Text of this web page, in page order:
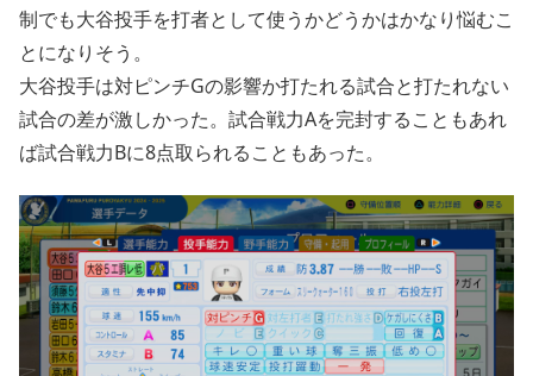
制でも大谷投手を打者として使うかどうかはかなり悩むこ
とになりそう。
大谷投手は対ピンチGの影響か打たれる試合と打たれない
試合の差が激しかった。試合戦力Aを完封することもあれ
ば試合戦力Bに8点取られることもあった。